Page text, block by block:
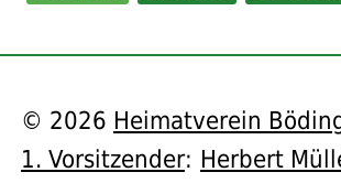
© 2026 Heimatverein
1. Vorsitzender: Herbert